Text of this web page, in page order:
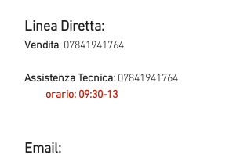
Linea Diretta:
Vendita: 07841941764
Assistenza Tecnica: 07841941764
orario: 09:30-13
Email: